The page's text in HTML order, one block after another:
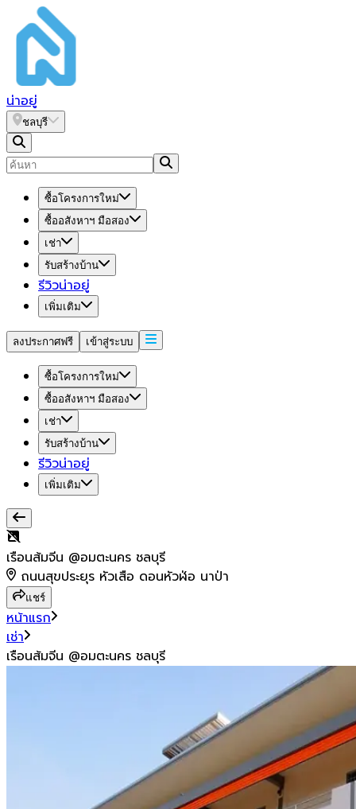
น่าอยู่
ชลบุรี
ซื้อโครงการใหม่
ซื้ออสังหาฯ มือสอง
เช่า
รับสร้างบ้าน
รีวิวน่าอยู่
เพิ่มเติม
ลงประกาศฟรี เข้าสู่ระบบ
ซื้อโครงการใหม่
ซื้ออสังหาฯ มือสอง
เช่า
รับสร้างบ้าน
รีวิวน่าอยู่
เพิ่มเติม
เรือนส้มจีน @อมตะนคร ชลบุรี
ถนนสุขประยุร หัวเสือ ดอนหัวฬ่อ นาป่า
แชร์
หน้าแรก
เช่า
เรือนส้มจีน @อมตะนคร ชลบุรี